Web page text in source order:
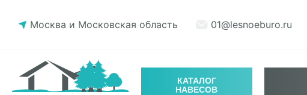
Москва и Московская область 01@lesnoeburo.ru
КАТАЛОГ
НАВЕСОВ